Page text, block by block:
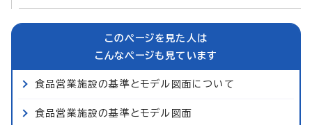
このページを見た人は
こんなページも見ています
食品営業施設の基準とモデル図面について
食品営業施設の基準とモデル図面